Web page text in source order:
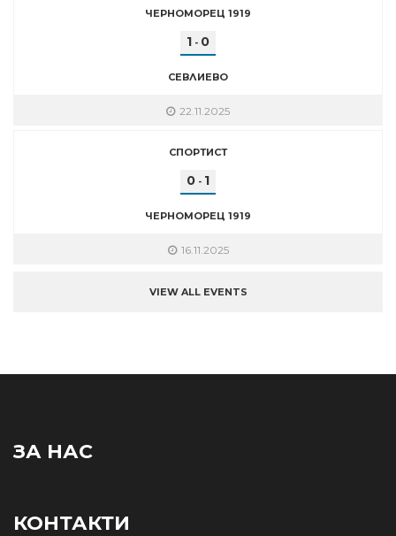
ЧЕРНОМОРЕЦ 1919
1 - 0
СЕВЛИЕВО
22.11.2025
СПОРТИСТ
0 - 1
ЧЕРНОМОРЕЦ 1919
16.11.2025
VIEW ALL EVENTS
ЗА НАС
КОНТАКТИ